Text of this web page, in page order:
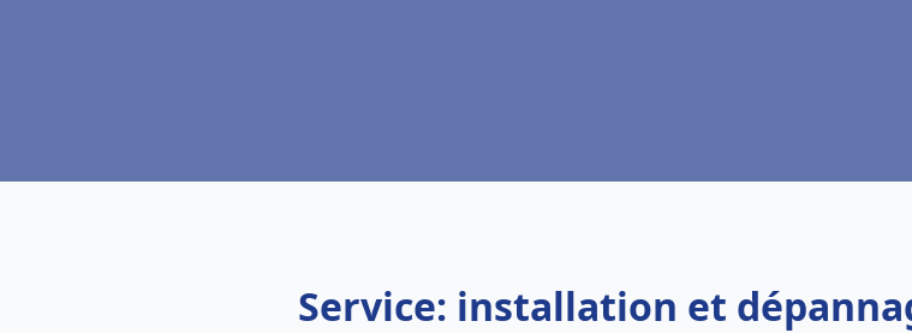
Service: installation et